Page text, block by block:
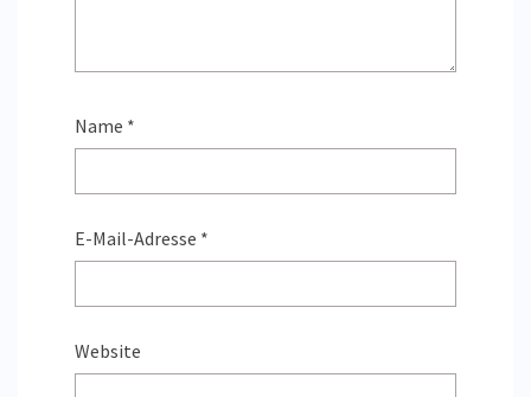
Name *
E-Mail-Adresse *
Website